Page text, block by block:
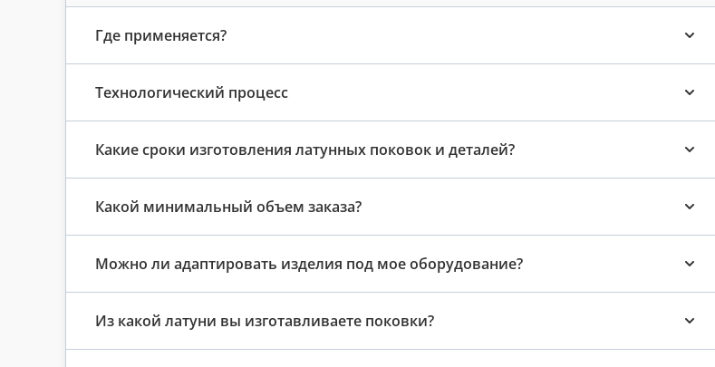
Где применяется?
Технологический процесс
Какие сроки изготовления латунных поковок и деталей?
Какой минимальный объем заказа?
Можно ли адаптировать изделия под мое оборудование?
Из какой латуни вы изготавливаете поковки?